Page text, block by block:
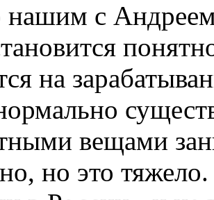
нашим с
на
вещами
но это